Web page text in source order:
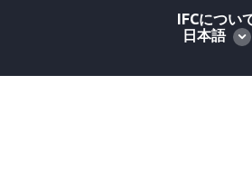
IFCについ
Global
language
日本語